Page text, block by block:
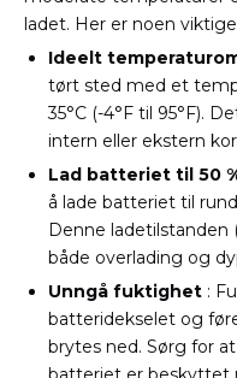
ladet. Her er noen
Ideelt
tørt sted med et
35°C (-4°F til 95°F).
intern eller ekstern
Lad batteriet til 50
å lade batteriet til
Denne ladetilstanden
både overlading og
Unngå fuktighet :
batteridekselet og
brytes ned. Sørg for